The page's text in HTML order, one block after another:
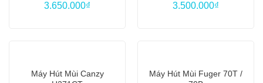
3.650.000₫ 3.500.000₫
Máy Hút Mùi Canzy
Máy Hút Mùi Fuger 70T /